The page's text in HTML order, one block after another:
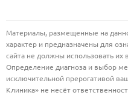
Материалы, размещенные на
характер и предназначены для
сайта не должны использовать их
Определение диагноза и выбор
исключительной прерогативой
Клиника» не несёт